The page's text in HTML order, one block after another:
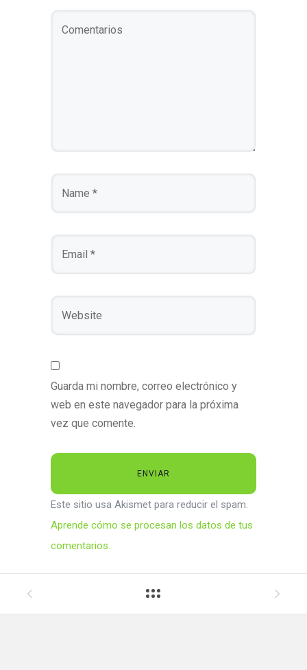
Guarda mi nombre, correo electrónico y
web en este navegador para la próxima
vez que comente.
Este sitio usa Akismet para reducir el spam.
Aprende cómo se procesan los datos de tus
comentarios.